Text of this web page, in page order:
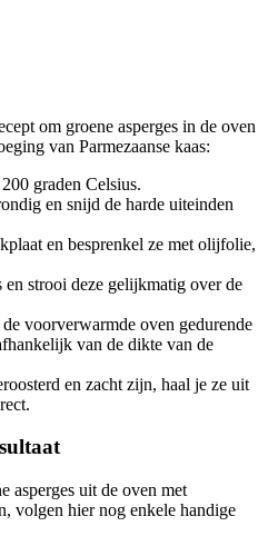
om groene asperges in de oven
van Parmezaanse kaas:
graden Celsius.
en snijd de harde uiteinden
en besprenkel ze met olijfolie,
en strooi deze gelijkmatig over de
voorverwarmde oven gedurende
van de dikte van de
en zacht zijn, haal je ze uit
asperges uit de oven met
volgen hier nog enkele handige